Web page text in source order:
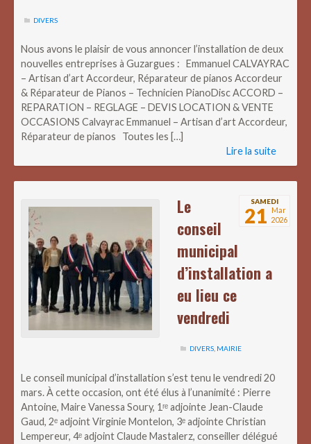
DIVERS
Nous avons le plaisir de vous annoncer l’installation de deux
nouvelles entreprises à Guzargues : Emmanuel CALVAYRAC
– Artisan d’art Accordeur, Réparateur de pianos Accordeur
& Réparateur de Pianos – Technicien PianoDisc ACCORD –
REPARATION – REGLAGE – DEVIS LOCATION & VENTE
OCCASIONS Calvayrac Emmanuel – Artisan d’art Accordeur,
Réparateur de pianos Toutes les […]
Lire la suite
SAMEDI
21 Mar
2026
Le
conseil
municipal
d’installation a
eu lieu ce
vendredi
DIVERS, MAIRIE
Le conseil municipal d’installation s’est tenu le vendredi 20
mars. À cette occasion, ont été élus à l’unanimité : Pierre
Antoine, Maire Vanessa Soury, 1ʳᵉ adjointe Jean-Claude
Gaud, 2ᵉ adjoint Virginie Montelon, 3ᵉ adjointe Christian
Lempereur, 4ᵉ adjoint Claude Mastalerz, conseiller délégué